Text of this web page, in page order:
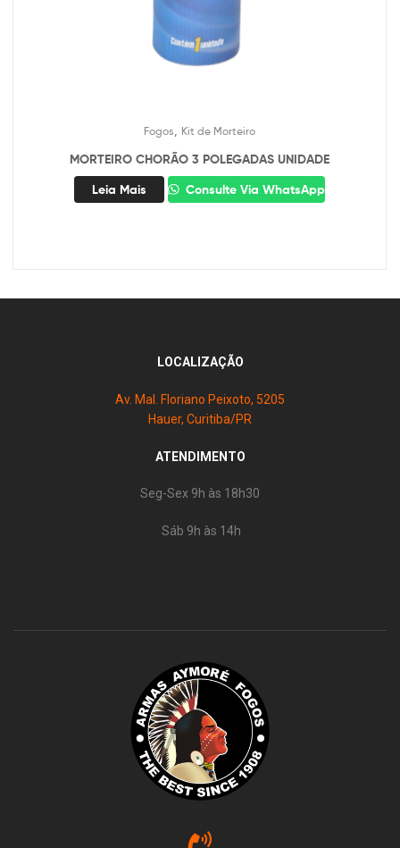
Fogos Kit de Morteiro
MORTEIRO CHORÃO 3 POLEGADAS UNIDADE
Leia Mais
Consulte Via WhatsApp
LOCALIZAÇÃO
Av. Mal. Floriano Peixoto, 5205
Hauer, Curitiba/PR
ATENDIMENTO
Seg-Sex 9h às 18h30
Sáb 9h às 14h